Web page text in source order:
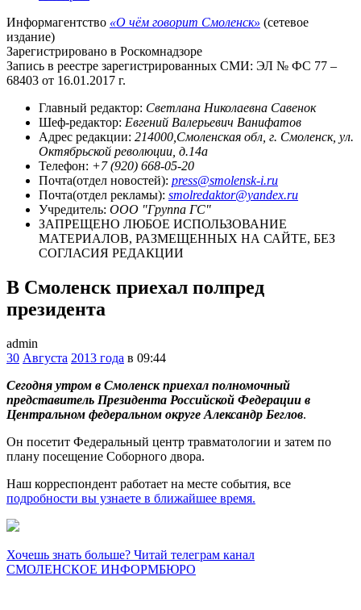
Информагентство «О чём говорит Смоленск» (сетевое
издание)
Зарегистрировано в Роскомнадзоре
Запись в реестре зарегистрированных СМИ: ЭЛ № ФС 77 –
68403 от 16.01.2017 г.
Главный редактор: Светлана Николаевна Савенок
Шеф-редактор: Евгений Валерьевич Ванифатов
Адрес редакции: 214000,Смоленская обл, г. Смоленск, ул.
Октябрьской революции, д.14а
Телефон: +7 (920) 668-05-20
Почта(отдел новостей): press@smolensk-i.ru
Почта(отдел рекламы): smolredaktor@yandex.ru
Учредитель: ООО "Группа ГС"
ЗАПРЕЩЕНО ЛЮБОЕ ИСПОЛЬЗОВАНИЕ
МАТЕРИАЛОВ, РАЗМЕЩЕННЫХ НА САЙТЕ, БЕЗ
СОГЛАСИЯ РЕДАКЦИИ
В Смоленск приехал полпред
президента
admin
30 Августа 2013 года в 09:44
Сегодня утром в Смоленск приехал полномочный
представитель Президента Российской Федерации в
Центральном федеральном округе Александр Беглов.
Он посетит Федеральный центр травматологии и затем по
плану посещение Соборного двора.
Наш корреспондент работает на месте события, все
подробности вы узнаете в ближайшее время.
Хочешь знать больше? Читай телеграм канал
СМОЛЕНСКОЕ ИНФОРМБЮРО